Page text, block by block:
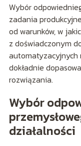
Wybór
zadania
od warunków, w
z doświadczonym
automatyzacyjnych
dokładnie
rozwiązania.
Wybór
działalności